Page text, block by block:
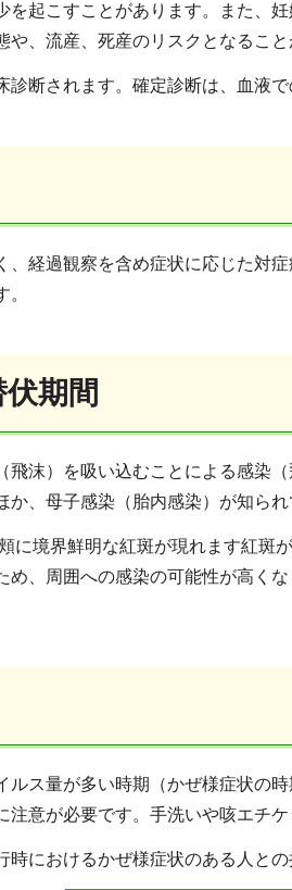
を起こすことがあります。また、
、流産、死産のリスクとなること
断されます。確定診断は、血液
、経過観察を含め症状に応じた対
期間
飛沫）を吸い込むことによる感染
、母子感染（胎内感染）が知られ
に境界鮮明な紅斑が現れます紅斑
め、周囲への感染の可能性が高く
ルス量が多い時期（かぜ様症状の
注意が必要です。手洗いや咳エチ
におけるかぜ様症状のある人との